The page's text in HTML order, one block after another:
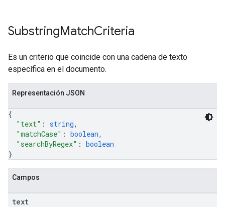
SubstringMatchCriteria
Es un criterio que coincide con una cadena de texto
específica en el documento.
Representación JSON
{
"text" : string,
"matchCase" : boolean,
"searchByRegex" : boolean
}
Campos
text